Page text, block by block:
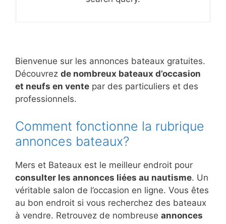
Bienvenue sur les annonces bateaux gratuites.
Découvrez de nombreux bateaux d’occasion
et neufs en vente par des particuliers et des
professionnels.
Comment fonctionne la rubrique
annonces bateaux?
Mers et Bateaux est le meilleur endroit pour
consulter les annonces liées au nautisme. Un
véritable salon de l’occasion en ligne. Vous êtes
au bon endroit si vous recherchez des bateaux
à vendre. Retrouvez de nombreuse annonces